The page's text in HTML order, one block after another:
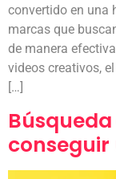
convertido en una
marcas que
de manera
videos creativos,
[…]